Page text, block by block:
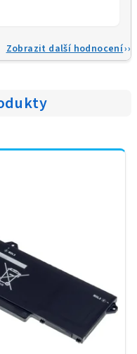
Zobrazit další hodnocení